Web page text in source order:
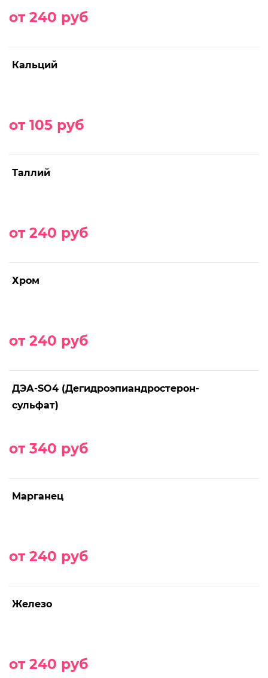
от 240 руб
Кальций
от 105 руб
Таллий
от 240 руб
Хром
от 240 руб
ДЭА-SO4 (Дегидроэпиандростерон-
сульфат)
от 340 руб
Марганец
от 240 руб
Железо
от 240 руб